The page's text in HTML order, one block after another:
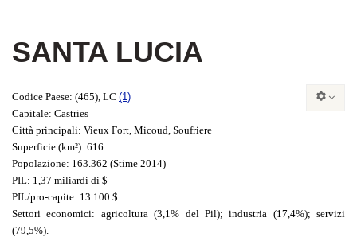
SANTA LUCIA
Codice Paese: (465), LC (1)
Capitale: Castries
Città principali: Vieux Fort, Micoud, Soufriere
Superficie (km²): 616
Popolazione: 163.362 (Stime 2014)
PIL: 1,37 miliardi di $
PIL/pro-capite: 13.100 $
Settori economici: agricoltura (3,1% del Pil); industria (17,4%); servizi
(79,5%).